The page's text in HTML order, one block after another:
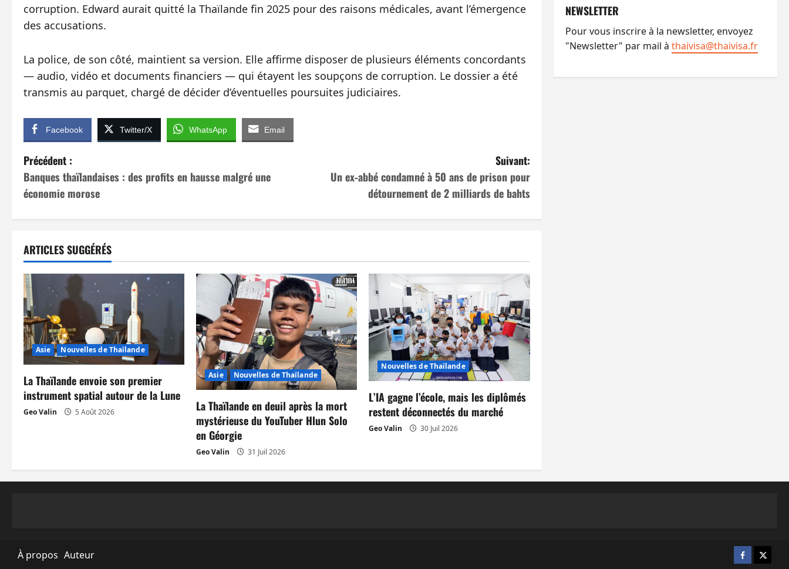
corruption. Edward aurait quitté la Thaïlande fin 2025 pour des raisons médicales, avant l’émergence
des accusations.
La police, de son côté, maintient sa version. Elle affirme disposer de plusieurs éléments concordants
— audio, vidéo et documents financiers — qui étayent les soupçons de corruption. Le dossier a été
transmis au parquet, chargé de décider d’éventuelles poursuites judiciaires.
Facebook Twitter/X WhatsApp Email
N
a
v
g
a
t
i
o
n
d
r
c
Précédent :
Banques thaïlandaises : des profits en hausse malgré une
économie morose
Suivant:
Un ex‑abbé condamné à 50 ans de prison pour
détournement de 2 milliards de bahts
ARTICLES SUGGÉRÉS
Asie Nouvelles de Thaïlande
La Thaïlande envoie son premier
instrument spatial autour de la Lune
Geo Valin 5 Août 2026
Asie Nouvelles de Thaïlande
La Thaïlande en deuil après la mort
mystérieuse du YouTuber Hlun Solo
en Géorgie
Geo Valin 31 Juil 2026
Nouvelles de Thaïlande
L’IA gagne l’école, mais les diplômés
restent déconnectés du marché
Geo Valin 30 Juil 2026
NEWSLETTER
Pour vous inscrire à la newsletter, envoyez
"Newsletter" par mail à thaivisa@thaivisa.fr
À propos Auteur Facebook
X